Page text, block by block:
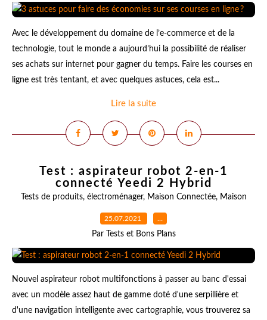
Avec le développement du domaine de l’e-commerce et de la
technologie, tout le monde a aujourd’hui la possibilité de réaliser
ses achats sur internet pour gagner du temps. Faire les courses en
ligne est très tentant, et avec quelques astuces, cela est...
Lire la suite
Test : aspirateur robot 2-en-1
connecté Yeedi 2 Hybrid
Tests de produits, électroménager, Maison Connectée, Maison
25.07.2021 …
Par Tests et Bons Plans
Nouvel aspirateur robot multifonctions à passer au banc d'essai
avec un modèle assez haut de gamme doté d'une serpillière et
d'une navigation intelligente avec cartographie, vous trouverez sa